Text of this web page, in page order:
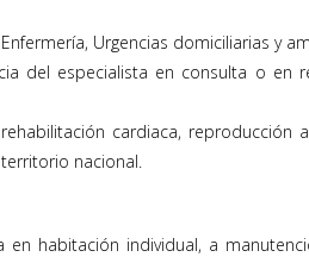
Urgencias domiciliarias y
del especialista en consulta o
cardiaca,
nacional.
en habitación individual, a